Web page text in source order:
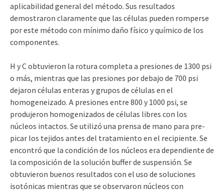
aplicabilidad general del método. Sus resultados
demostraron claramente que las células pueden romperse
por este método con mínimo daño físico y químico de los
componentes.
H y C obtuvieron la rotura completa a presiones de 1300 psi
o más, mientras que las presiones por debajo de 700 psi
dejaron células enteras y grupos de células en el
homogeneizado. A presiones entre 800 y 1000 psi, se
produjeron homogenizados de células libres con los
núcleos intactos. Se utilizó una prensa de mano para pre-
picar los tejidos antes del tratamiento en el recipiente. Se
encontró que la condición de los núcleos era dependiente de
la composición de la solución buffer de suspensión. Se
obtuvieron buenos resultados con el uso de soluciones
isotónicas mientras que se observaron núcleos con